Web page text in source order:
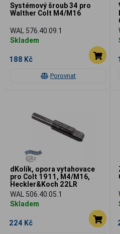
Porovnat
Systémový šroub 34 pro
Walther Colt M4/M16
WAL 576.40.09.1
Skladem
188 Kč
dKolík, opora vytahovace
pro Colt 1911, M4/M16,
Heckler&Koch 22LR
WAL 506.40.05.1
Skladem
224 Kč